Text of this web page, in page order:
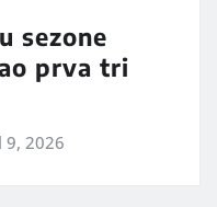
sezone
prva tri
9, 2026